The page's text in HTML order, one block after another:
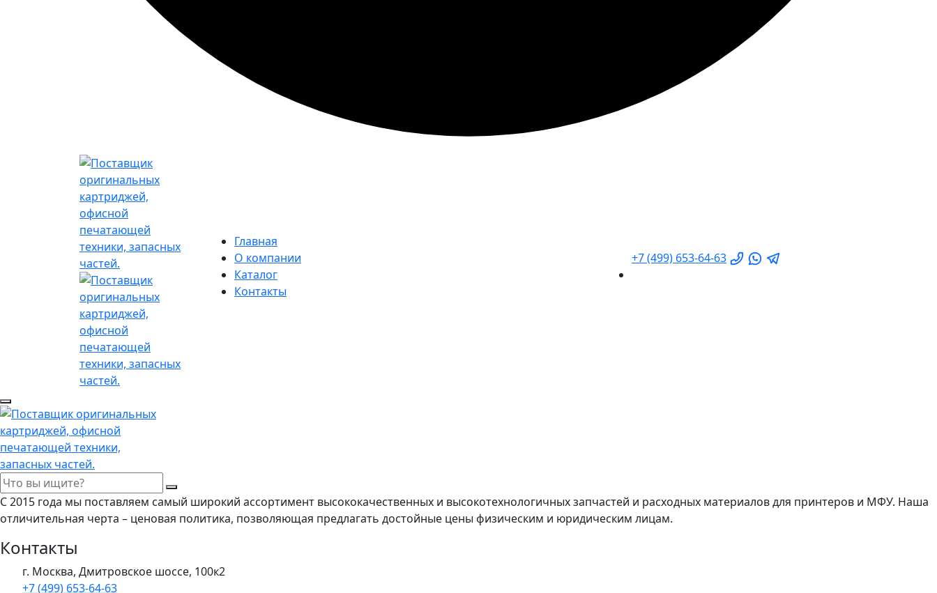
Главная
О компании
Каталог
Контакты
+7 (499) 653-64-63
С 2015 года мы поставляем самый широкий ассортимент высококачественных и высокотехнологичных запчастей и расходных материалов для принтеров и МФУ. Наша
отличительная черта – ценовая политика, позволяющая предлагать достойные цены физическим и юридическим лицам.
Контакты
г. Москва, Дмитровское шоссе, 100к2
+7 (499) 653-64-63